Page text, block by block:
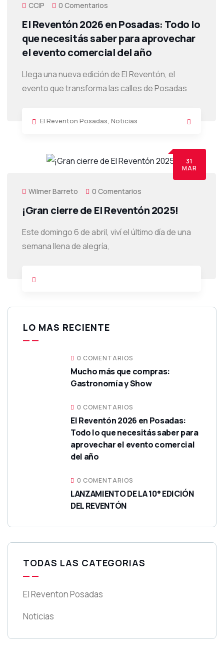
CCIP 0 Comentarios
El Reventón 2026 en Posadas: Todo lo
que necesitás saber para aprovechar
el evento comercial del año
Llega una nueva edición de El Reventón, el
evento que transforma las calles de Posadas
El Reventon Posadas, Noticias
31
MAR
Wilmer Barreto 0 Comentarios
¡Gran cierre de El Reventón 2025!
Este domingo 6 de abril, viví el último día de una
semana llena de alegría,
LO MAS RECIENTE
0 COMENTARIOS
Mucho más que compras:
Gastronomía y Show
0 COMENTARIOS
El Reventón 2026 en Posadas:
Todo lo que necesitás saber para
aprovechar el evento comercial
del año
0 COMENTARIOS
LANZAMIENTO DE LA 10° EDICIÓN
DEL REVENTÓN
TODAS LAS CATEGORIAS
El Reventon Posadas
Noticias